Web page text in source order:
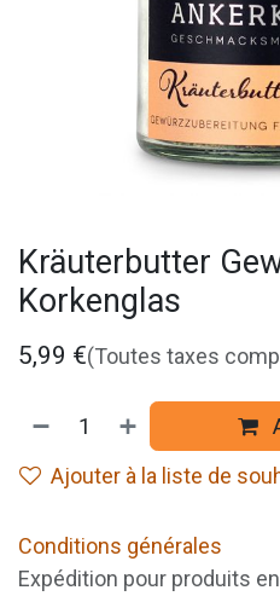
Kräuterbutter
Korkenglas
5,99 €(Toutes taxes
Ajouter à la liste de
Conditions générales
Expédition pour produits